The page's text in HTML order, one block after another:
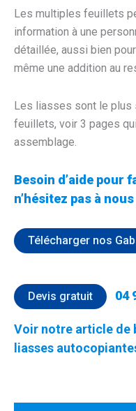
Les multiples feuillets
information à une
détaillée, aussi bien
même une addition au
Les liasses sont le plus
feuillets, voir 3 pages
assemblage.
Besoin d’aide pour
n’hésitez pas à
04
Voir notre article de
liasses